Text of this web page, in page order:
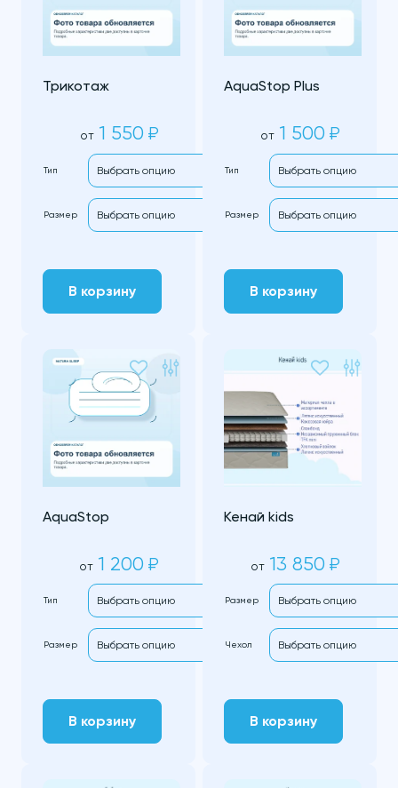
Трикотаж
от 1 550 ₽
Тип
Размер
В корзину
AquaStop Plus
от 1 500 ₽
Тип
Размер
В корзину
AquaStop
от 1 200 ₽
Тип
Размер
В корзину
Кенай kids
от 13 850 ₽
Размер
Чехол
В корзину